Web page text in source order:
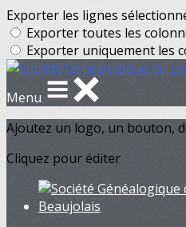
Exporter les lignes
Exporter toutes les
Exporter uniquement les
Menu
Ajoutez un logo, un bouton,
Cliquez pour éditer